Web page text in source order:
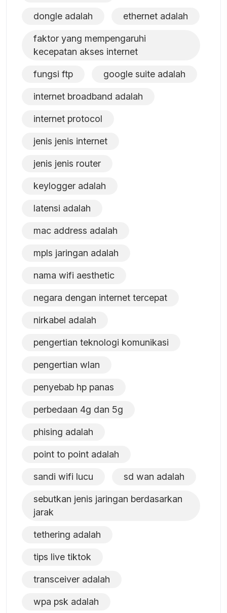
dongle adalah ethernet adalah
faktor yang mempengaruhi
kecepatan akses internet
fungsi ftp google suite adalah
internet broadband adalah
internet protocol
jenis jenis internet
jenis jenis router
keylogger adalah
latensi adalah
mac address adalah
mpls jaringan adalah
nama wifi aesthetic
negara dengan internet tercepat
nirkabel adalah
pengertian teknologi komunikasi
pengertian wlan
penyebab hp panas
perbedaan 4g dan 5g
phising adalah
point to point adalah
sandi wifi lucu sd wan adalah
sebutkan jenis jaringan berdasarkan
jarak
tethering adalah
tips live tiktok
transceiver adalah
wpa psk adalah